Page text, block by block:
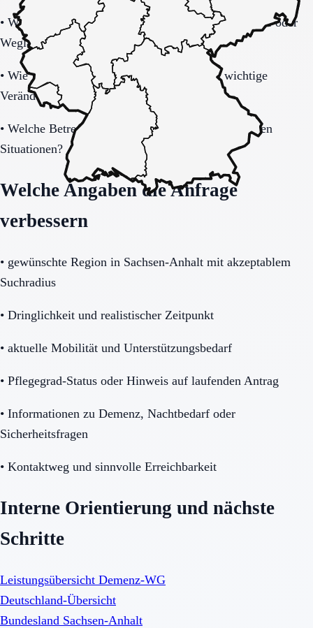
• Wie tragfähig ist das Sicherheitskonzept bei Unruhe oder
Weglauftendenz?
• Wie werden Angehörige informiert und in wichtige
Veränderungen eingebunden?
• Welche Betreuung gibt es nachts und in belastenden
Situationen?
Welche Angaben die Anfrage
verbessern
• gewünschte Region in Sachsen-Anhalt mit akzeptablem
Suchradius
• Dringlichkeit und realistischer Zeitpunkt
• aktuelle Mobilität und Unterstützungsbedarf
• Pflegegrad-Status oder Hinweis auf laufenden Antrag
• Informationen zu Demenz, Nachtbedarf oder
Sicherheitsfragen
• Kontaktweg und sinnvolle Erreichbarkeit
Interne Orientierung und nächste
Schritte
Leistungsübersicht Demenz-WG
Deutschland-Übersicht
Bundesland Sachsen-Anhalt